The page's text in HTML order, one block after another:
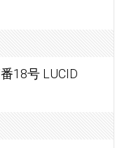
18号 LUCID